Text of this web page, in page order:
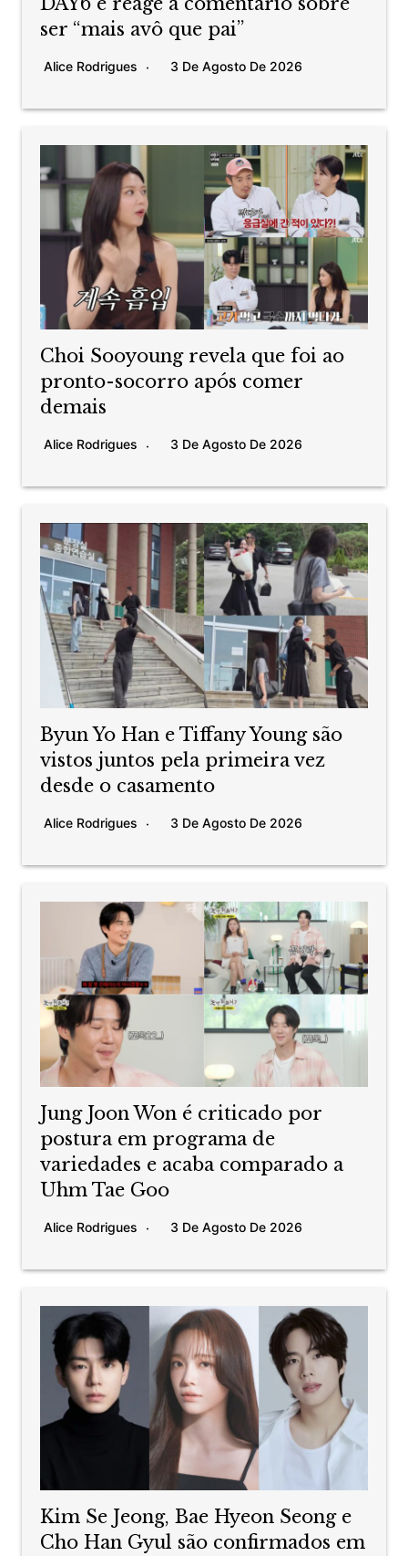
ser “mais avô que pai”
Alice Rodrigues 3 De Agosto De 2026
Choi Sooyoung revela que foi ao
pronto-socorro após comer
demais
Alice Rodrigues 3 De Agosto De 2026
Byun Yo Han e Tiffany Young são
vistos juntos pela primeira vez
desde o casamento
Alice Rodrigues 3 De Agosto De 2026
Jung Joon Won é criticado por
postura em programa de
variedades e acaba comparado a
Uhm Tae Goo
Alice Rodrigues 3 De Agosto De 2026
Kim Se Jeong, Bae Hyeon Seong e
Cho Han Gyul são confirmados em